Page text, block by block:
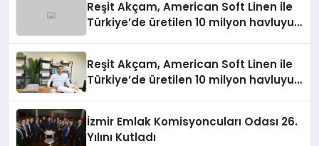
Reşit Akçam, American Soft Linen ile
Türkiye’de üretilen 10 milyon havluyu
Reşit Akçam, American Soft Linen ile
Türkiye’de üretilen 10 milyon havluyu
İzmir Emlak Komisyoncuları Odası 26.
Yılını Kutladı